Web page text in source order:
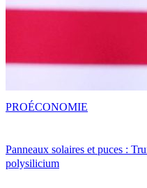
Panneaux solaires et puces :
polysilicium
PROÉCONOMIE